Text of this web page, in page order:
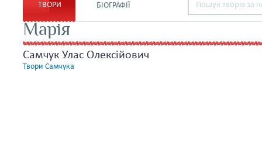
ТВОРИ БІОГРАФІЇ
Марія
Самчук Улас Олексійович
Твори Самчука